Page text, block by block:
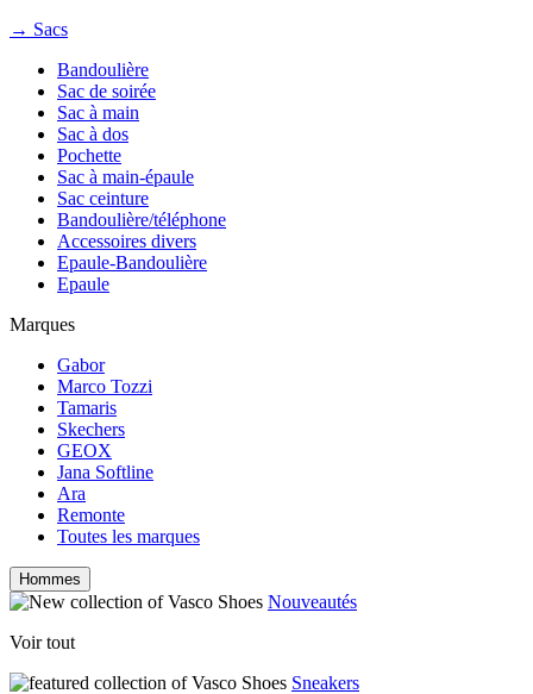
→ Sacs
Bandoulière
Sac de soirée
Sac à main
Sac à dos
Pochette
Sac à main-épaule
Sac ceinture
Bandoulière/téléphone
Accessoires divers
Epaule-Bandoulière
Epaule
Marques
Gabor
Marco Tozzi
Tamaris
Skechers
GEOX
Jana Softline
Ara
Remonte
Toutes les marques
Hommes
Nouveautés
Voir tout
Sneakers